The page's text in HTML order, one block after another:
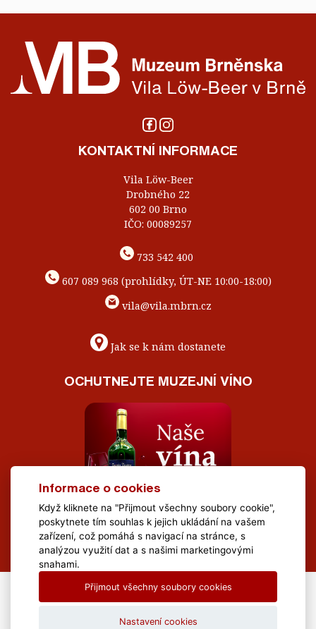
KONTAKTNÍ INFORMACE
Vila Löw-Beer
Drobného 22
602 00 Brno
IČO: 00089257
733 542 400
607 089 968 (prohlídky, ÚT-NE 10:00-18:00)
vila@vila.mbrn.cz
Jak se k nám dostanete
OCHUTNEJTE MUZEJNÍ VÍNO
All Rights Reserved Muzeum Brněnska © 2020, Webdesign by
Informace o cookies
Když kliknete na "Přijmout všechny soubory cookie",
poskytnete tím souhlas k jejich ukládání na vašem
zařízení, což pomáhá s navigací na stránce, s
analýzou využití dat a s našimi marketingovými
snahami.
Přijmout všechny soubory cookies
Nastavení cookies